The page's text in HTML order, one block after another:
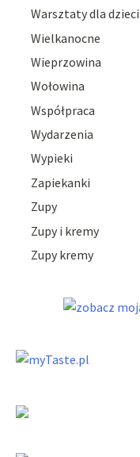
Warsztaty dla dzieci
Wielkanocne
Wieprzowina
Wołowina
Współpraca
Wydarzenia
Wypieki
Zapiekanki
Zupy
Zupy i kremy
Zupy kremy